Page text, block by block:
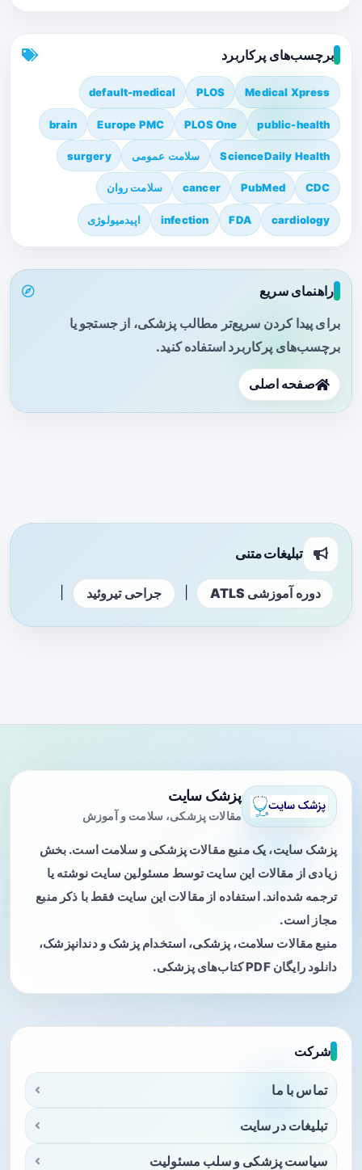
برچسب‌های پرکاربرد
Medical Xpress
PLOS
default-medical
public-health
PLOS One
Europe PMC
brain
ScienceDaily Health سلامت عمومی surgery
CDC
PubMed
cancer سلامت روان
cardiology
FDA
infection اپیدمیولوژی
راهنمای سریع
برای پیدا کردن سریع‌تر مطالب پزشکی، از جستجو یا
برچسب‌های پرکاربرد استفاده کنید.
صفحه اصلی
تبلیغات متنی
دوره آموزشی ATLS جراحی تیروئید
پزشک سایت
مقالات پزشکی، سلامت و آموزش
پزشک سایت، یک منبع مقالات پزشکی و سلامت است. بخش
زیادی از مقالات این سایت توسط مسئولین سایت نوشته یا
ترجمه شده‌اند. استفاده از مقالات این سایت فقط با ذکر منبع
مجاز است.
منبع مقالات سلامت، پزشکی، استخدام پزشک و دندانپزشک،
دانلود رایگان PDF کتاب‌های پزشکی.
شرکت
تماس با ما
تبلیغات در سایت
سیاست پزشکی و سلب مسئولیت